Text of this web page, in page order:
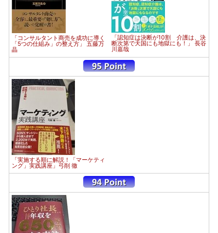
「コンサルタント商売を成功に導く
「5つの仕組み」の整え方」 五藤万
晶
「認知症は決断が10割 介護は、決
断次第で天国にも地獄にも！」 長谷
川嘉哉
「実施する順に解説！「マーケティ
ング」実践講座」弓削 徹